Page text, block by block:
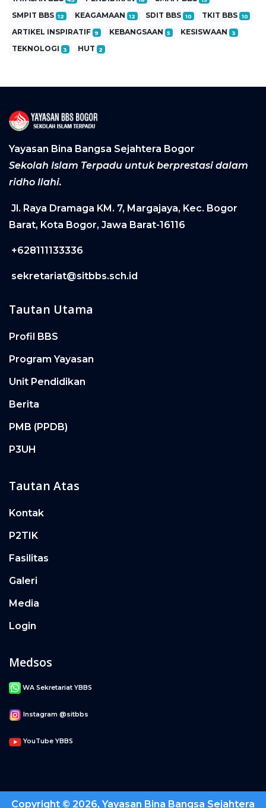
SMPIT BBS 12 KEAGAMAAN 12 SDIT BBS 10 TKIT BBS 10
ARTIKEL INSPIRATIF 9 KEBANGSAAN 5 KESISWAAN 3
TEKNOLOGI 3 HUT 2
Yayasan Bina Bangsa Sejahtera Bogor
Sekolah Islam Terpadu untuk berprestasi dalam
ridho Ilahi.
Jl. Raya Dramaga KM. 7, Margajaya, Kec. Bogor
Barat, Kota Bogor, Jawa Barat-16116
+628111133336
sekretariat@sitbbs.sch.id
Tautan Utama
Profil BBS
Program Yayasan
Unit Pendidikan
Berita
PMB (PPDB)
P3UH
Tautan Atas
Kontak
P2TIK
Fasilitas
Galeri
Media
Login
Medsos
WA Sekretariat YBBS
Instagram @sitbbs
YouTube YBBS
Copyright © 2026, Yayasan Bina Bangsa Sejahtera